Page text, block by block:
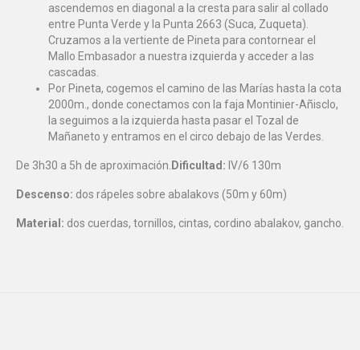
ascendemos en diagonal a la cresta para salir al collado
entre Punta Verde y la Punta 2663 (Suca, Zuqueta).
Cruzamos a la vertiente de Pineta para contornear el
Mallo Embasador a nuestra izquierda y acceder a las
cascadas.
Por Pineta, cogemos el camino de las Marías hasta la cota
2000m., donde conectamos con la faja Montinier-Añisclo,
la seguimos a la izquierda hasta pasar el Tozal de
Mañaneto y entramos en el circo debajo de las Verdes.
De 3h30 a 5h de aproximación. Dificultad: IV/6 130m
Descenso: dos rápeles sobre abalakovs (50m y 60m)
Material: dos cuerdas, tornillos, cintas, cordino abalakov, gancho.